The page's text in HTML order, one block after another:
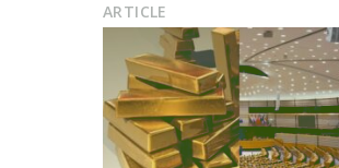
ARTICLE